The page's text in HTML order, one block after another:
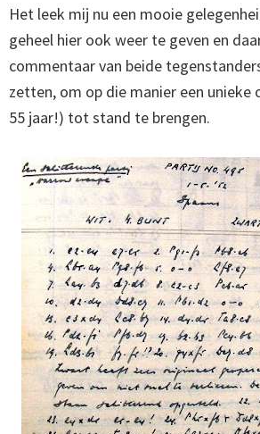
Het leek mij nu een mooie
geheel hier ook weer te geven en
commentaar van beide
zetten, om op die manier een unieke
55 jaar!) tot stand te brengen.